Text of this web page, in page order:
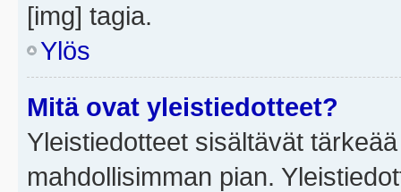
[img] tagia.
Ylös
Mitä ovat yleistiedotteet?
Yleistiedotteet sisältävät
mahdollisimman pian.